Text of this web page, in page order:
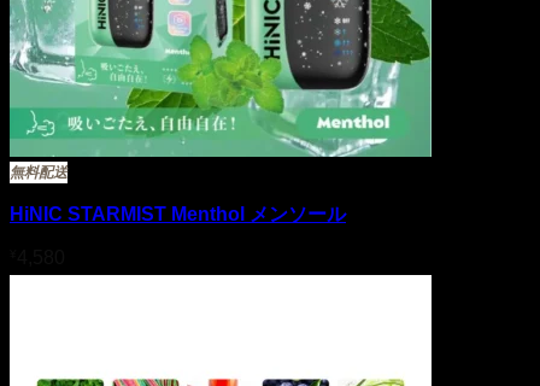
無料配送
HiNIC STARMIST Menthol メンソール